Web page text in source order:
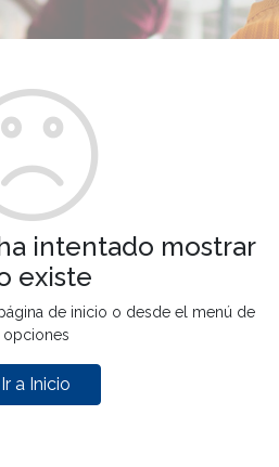
intentado mostrar
existe
de inicio o desde el menú de
opciones
Ir a Inicio